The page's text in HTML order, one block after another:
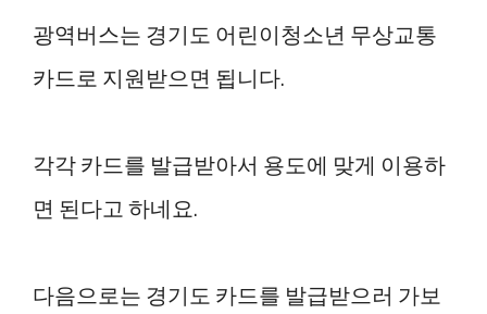
광역버스는 경기도 어린이청소년 무상교통
카드로 지원받으면 됩니다.
각각 카드를 발급받아서 용도에 맞게 이용하
면 된다고 하네요.
다음으로는 경기도 카드를 발급받으러 가보